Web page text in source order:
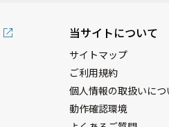
当サイトについて
サイトマップ
ご利用規約
個人情報の取扱いにつ
動作確認環境